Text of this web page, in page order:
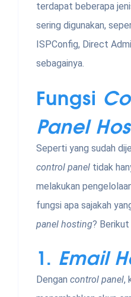
terdapat beberapa
sering digunakan,
ISPConfig, Direct
sebagainya.
Fungsi
Panel
Seperti yang sudah
control panel tidak
melakukan
fungsi apa sajakah
panel hosting? Berikut
1. Email
Dengan control panel,